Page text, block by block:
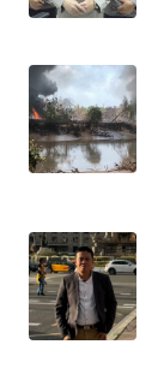
LABUHANBATU
WN
TAPANULI
TENGAH
WN DELI
SERDANG
WN